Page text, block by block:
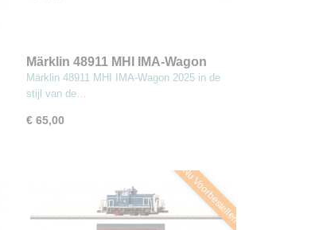
Märklin 48911 MHI IMA-Wagon
2025
Märklin 48911 MHI IMA-Wagon 2025 in de
stijl van de…
€ 65,00
Nu Voorbestellen